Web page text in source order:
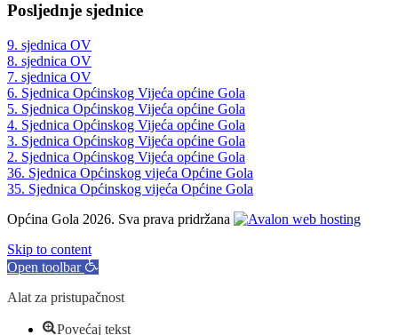
Posljednje sjednice
9. sjednica OV
8. sjednica OV
7. sjednica OV
6. Sjednica Općinskog Vijeća općine Gola
5. Sjednica Općinskog Vijeća općine Gola
4. Sjednica Općinskog Vijeća općine Gola
3. Sjednica Općinskog Vijeća općine Gola
2. Sjednica Općinskog Vijeća općine Gola
36. Sjednica Općinskog vijeća Općine Gola
35. Sjednica Općinskog vijeća Općine Gola
Općina Gola 2026. Sva prava pridržana
Skip to content
Open toolbar
Alat za pristupačnost
Povećaj tekst